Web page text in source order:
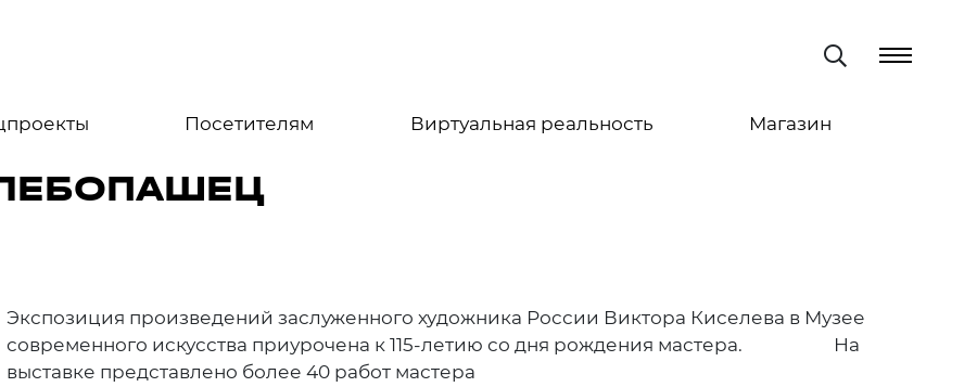
Посетителям Виртуальная реальность Магазин
Экспозиция произведений заслуженного художника России Виктора Киселева в Музее
современного искусства приурочена к 115-летию со дня рождения мастера. На
выставке представлено более 40 работ мастера